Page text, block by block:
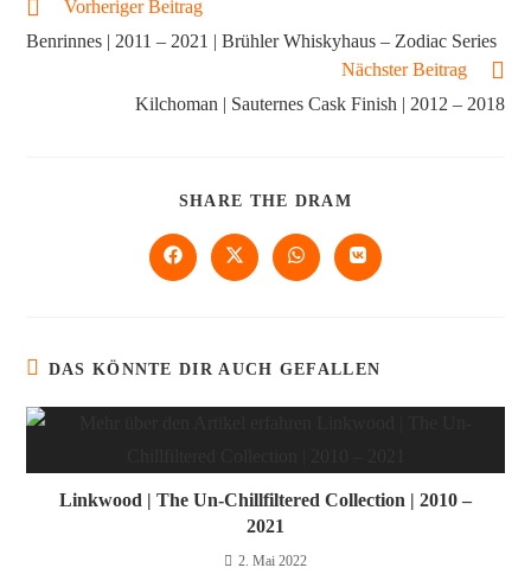
Vorheriger Beitrag
Benrinnes | 2011 – 2021 | Brühler Whiskyhaus – Zodiac Series
Nächster Beitrag
Kilchoman | Sauternes Cask Finish | 2012 – 2018
SHARE THE DRAM
DAS KÖNNTE DIR AUCH GEFALLEN
Linkwood | The Un-Chillfiltered Collection | 2010 –
2021
2. Mai 2022